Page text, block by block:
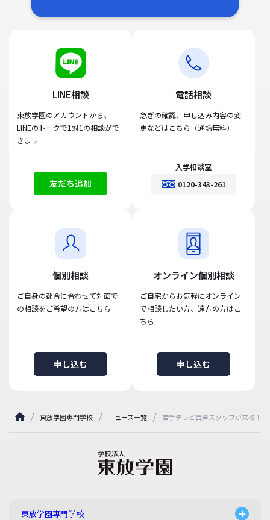
LINE相談
東放学園のアカウントから、
LINEのトークで1対1の相談がで
きます
友だち追加
電話相談
急ぎの確認、申し込み内容の変
更などはこちら（通話無料）
入学相談室
0120-343-261
個別相談
ご自身の都合に合わせて対面で
の相談をご希望の方はこちら
申し込む
オンライン個別相談
ご自宅からお気軽にオンライン
で相談したい方、遠方の方はこ
ちら
申し込む
東放学園専門学校 ニュース一覧 若手テレビ音声スタッフが来校！
東放学園専門学校